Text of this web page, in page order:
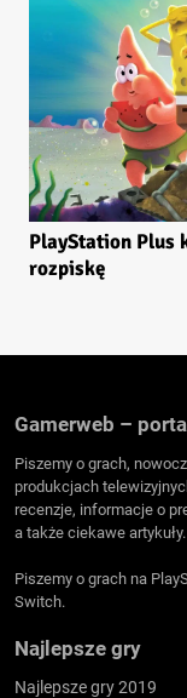
PlayStation Plus
rozpiskę
Gamerweb –
Piszemy o grach,
produkcjach
recenzje, informacje o
a także ciekawe artykuły.
Piszemy o grach na
Switch.
Najlepsze gry
Najlepsze gry 2019